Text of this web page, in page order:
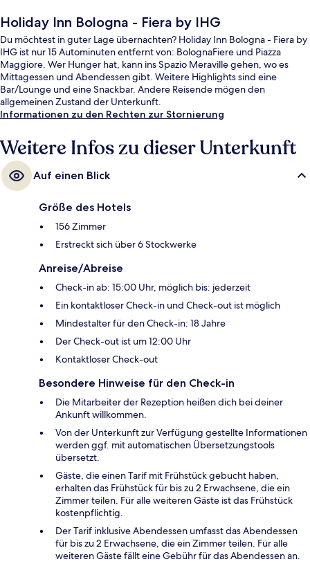
Holiday Inn Bologna - Fiera by IHG
Du möchtest in guter Lage übernachten? Holiday Inn Bologna - Fiera by
IHG ist nur 15 Autominuten entfernt von: BolognaFiere und Piazza
Maggiore. Wer Hunger hat, kann ins Spazio Meraville gehen, wo es
Mittagessen und Abendessen gibt. Weitere Highlights sind eine
Bar/Lounge und eine Snackbar. Andere Reisende mögen den
allgemeinen Zustand der Unterkunft.
Informationen zu den Rechten zur Stornierung
Weitere Infos zu dieser Unterkunft
Auf einen Blick
Größe des Hotels
156 Zimmer
Erstreckt sich über 6 Stockwerke
Anreise/Abreise
Check-in ab: 15:00 Uhr, möglich bis: jederzeit
Ein kontaktloser Check-in und Check-out ist möglich
Mindestalter für den Check-in: 18 Jahre
Der Check-out ist um 12:00 Uhr
Kontaktloser Check-out
Besondere Hinweise für den Check-in
Die Mitarbeiter der Rezeption heißen dich bei deiner
Ankunft willkommen.
Von der Unterkunft zur Verfügung gestellte Informationen
werden ggf. mit automatischen Übersetzungstools
übersetzt.
Gäste, die einen Tarif mit Frühstück gebucht haben,
erhalten das Frühstück für bis zu 2 Erwachsene, die ein
Zimmer teilen. Für alle weiteren Gäste ist das Frühstück
kostenpflichtig.
Der Tarif inklusive Abendessen umfasst das Abendessen
für bis zu 2 Erwachsene, die ein Zimmer teilen. Für alle
weiteren Gäste fällt eine Gebühr für das Abendessen an.